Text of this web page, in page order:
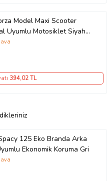
Model Maxi Scooter
Uyumlu Motosiklet Siyah
Motor Koltuk Brandası
394,02 TL
125 Eko Branda Arka
Ekonomik Koruma Gri